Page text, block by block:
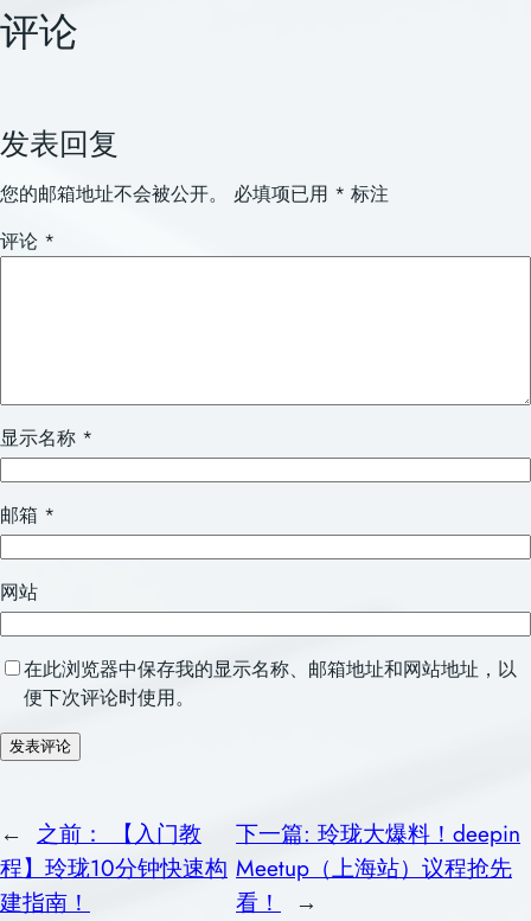
评论
发表回复
您的邮箱地址不会被公开。 必填项已用 * 标注
评论 *
显示名称 *
邮箱 *
网站
在此浏览器中保存我的显示名称、邮箱地址和网站地址，以
便下次评论时使用。
← 之前：
【入门教
程】玲珑10分钟快速构
建指南！
下一篇:玲珑大爆料！deepin
Meetup（上海站）议程抢先
看！
→